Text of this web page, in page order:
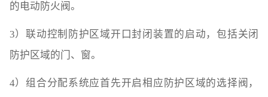
的电动防火阀。
3）联动控制防护区域开口封闭装置的启动，包括关闭
防护区域的门、窗。
4）组合分配系统应首先开启相应防护区域的选择阀，